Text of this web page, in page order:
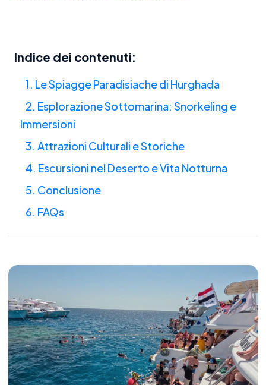
Indice dei contenuti:
1. Le Spiagge Paradisiache di Hurghada
2. Esplorazione Sottomarina: Snorkeling e
Immersioni
3. Attrazioni Culturali e Storiche
4. Escursioni nel Deserto e Vita Notturna
5. Conclusione
6. FAQs